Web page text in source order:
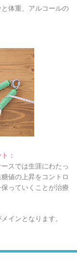
体重、アルコールの
：
スでは生涯にわたっ
値の上昇をコントロ
っていくことが治療
インとなります。